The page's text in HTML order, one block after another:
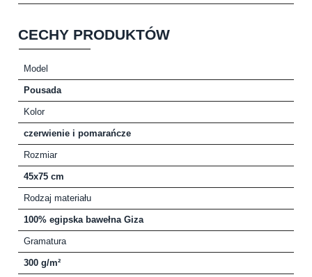
CECHY PRODUKTÓW
Model
Pousada
Kolor
czerwienie i pomarańcze
Rozmiar
45x75 cm
Rodzaj materiału
100% egipska bawełna Giza
Gramatura
300 g/m²